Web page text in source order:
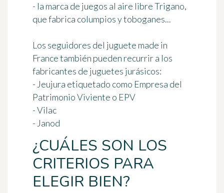
- la marca de juegos al aire libreTrigano,
que fabrica columpios y toboganes...
Los seguidores del juguete made in
France también pueden recurrir a los
fabricantes de juguetes jurásicos:
- Jeujura etiquetado como Empresa del
Patrimonio Viviente o EPV
- Vilac
- Janod
¿CUÁLES SON LOS
CRITERIOS PARA
ELEGIR BIEN?